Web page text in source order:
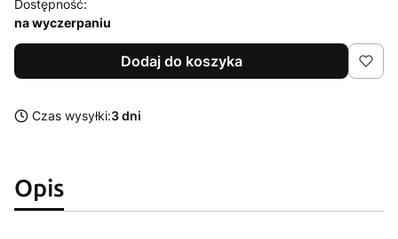
Dostępność:
na wyczerpaniu
Dodaj do koszyka
Czas wysyłki:3 dni
Opis